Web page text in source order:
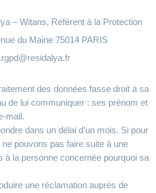
– Witans, Référent à la Protection
du Maine 75014 PARIS
des données fasse droit à sa
de lui communiquer : ses prénom et
mail.
dans un délai d’un mois. Si pour
pouvons pas faire suite à une
à la personne concernée pourquoi sa
une réclamation auprès de